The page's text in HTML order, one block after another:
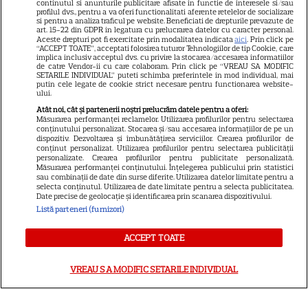
3
TELEVIZIUNE
„Îmi este frică de Nea Mărin,
dar vreau să arăt ce pot”. Ce
„Poftiți pe la noi – Poftiți la
întrecere”
continutul si anunturile publicitare afisate in functie de interesele si/sau
profilul dvs., pentru a va oferi functionalitati aferente retelelor de socializare
si pentru a analiza traficul pe website. Beneficiati de drepturile prevazute de
art. 15-22 din GDPR in legatura cu prelucrarea datelor cu caracter personal.
Aceste drepturi pot fi exercitate prin modalitatea indicataaici. Prin click pe
“ACCEPT TOATE”, acceptati folosirea tuturor Tehnologiilor de tip Cookie, care
implica inclusiv acceptul dvs. cu privire la stocarea/accesarea informatiilor
de catre Vendor-ii cu care colaboram. Prin click pe “VREAU SA MODIFIC
SETARILE INDIVIDUAL” puteti schimba preferintele in mod individual, mai
putin cele legate de cookie strict necesare pentru functionarea website-
ului.
Atât noi, cât și partenerii noștri prelucrăm datele pentru a oferi:
Măsurarea performanței reclamelor. Utilizarea profilurilor pentru selectarea
conținutului personalizat. Stocarea și/sau accesarea informațiilor de pe un
dispozitiv. Dezvoltarea și îmbunătățirea serviciilor. Crearea profilurilor de
conținut personalizat. Utilizarea profilurilor pentru selectarea publicității
personalizate. Crearea profilurilor pentru publicitate personalizată.
Măsurarea performanței conținutului. Înțelegerea publicului prin statistici
sau combinații de date din surse diferite. Utilizarea datelor limitate pentru a
selecta conținutul. Utilizarea de date limitate pentru a selecta publicitatea.
Date precise de geolocație și identificarea prin scanarea dispozitivului.
Listă parteneri (furnizori)
ACCEPT TOATE
VREAU SA MODIFIC SETARILE INDIVIDUAL